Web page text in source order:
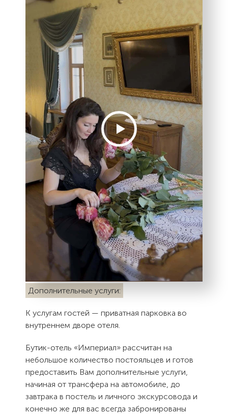
Дополнительные услуги:
К услугам гостей — приватная парковка во
внутреннем дворе отеля.
Бутик-отель «Империал» рассчитан на
небольшое количество постояльцев и готов
предоставить Вам дополнительные услуги,
начиная от трансфера на автомобиле, до
завтрака в постель и личного экскурсовода и
конечно же для вас всегда забронированы